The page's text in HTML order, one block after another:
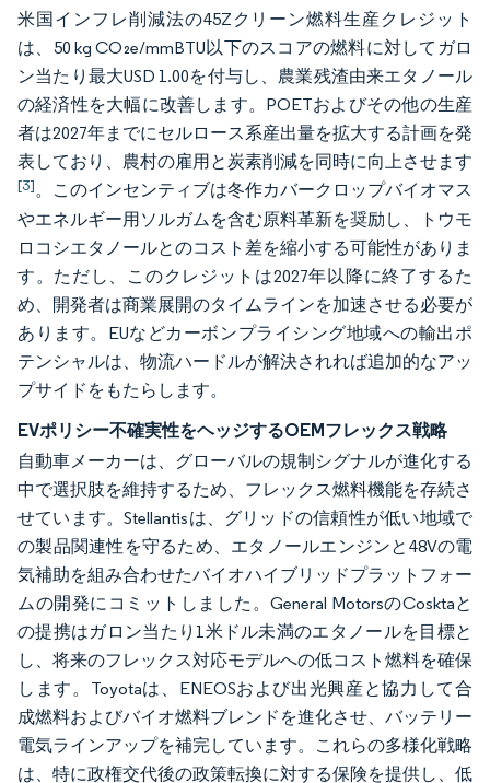
米国インフレ削減法の45Zクリーン燃料生産クレジット
は、50 kg CO₂e/mmBTU以下のスコアの燃料に対してガロ
ン当たり最大USD 1.00を付与し、農業残渣由来エタノール
の経済性を大幅に改善します。POETおよびその他の生産
者は2027年までにセルロース系産出量を拡大する計画を発
表しており、農村の雇用と炭素削減を同時に向上させます
[3]。このインセンティブは冬作カバークロップバイオマス
やエネルギー用ソルガムを含む原料革新を奨励し、トウモ
ロコシエタノールとのコスト差を縮小する可能性がありま
す。ただし、このクレジットは2027年以降に終了するた
め、開発者は商業展開のタイムラインを加速させる必要が
あります。EUなどカーボンプライシング地域への輸出ポ
テンシャルは、物流ハードルが解決されれば追加的なアッ
プサイドをもたらします。
EVポリシー不確実性をヘッジするOEMフレックス戦略
自動車メーカーは、グローバルの規制シグナルが進化する
中で選択肢を維持するため、フレックス燃料機能を存続さ
せています。Stellantisは、グリッドの信頼性が低い地域で
の製品関連性を守るため、エタノールエンジンと48Vの電
気補助を組み合わせたバイオハイブリッドプラットフォー
ムの開発にコミットしました。General MotorsのCosktaと
の提携はガロン当たり1米ドル未満のエタノールを目標と
し、将来のフレックス対応モデルへの低コスト燃料を確保
します。Toyotaは、ENEOSおよび出光興産と協力して合
成燃料およびバイオ燃料ブレンドを進化させ、バッテリー
電気ラインアップを補完しています。これらの多様化戦略
は、特に政権交代後の政策転換に対する保険を提供し、低